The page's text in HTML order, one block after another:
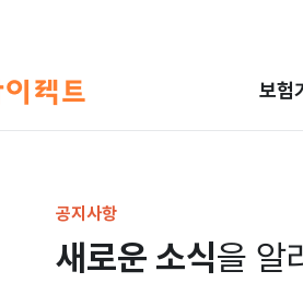
보험
공지사항
새로운 소식을 알